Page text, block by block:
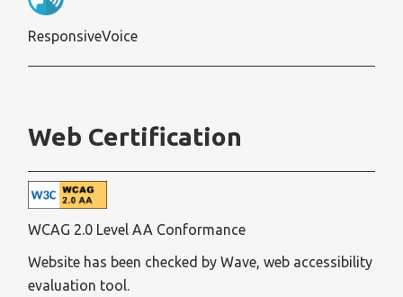
ResponsiveVoice
Web Certification
WCAG 2.0 Level AA Conformance
Website has been checked by Wave, web accessibility
evaluation tool.